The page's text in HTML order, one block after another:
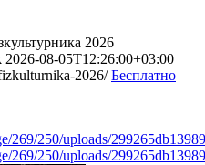
2026
2026-08-05T12:26:00+03:00
2026/ Бесплатно
269/250/uploads/
269/250/uploads/